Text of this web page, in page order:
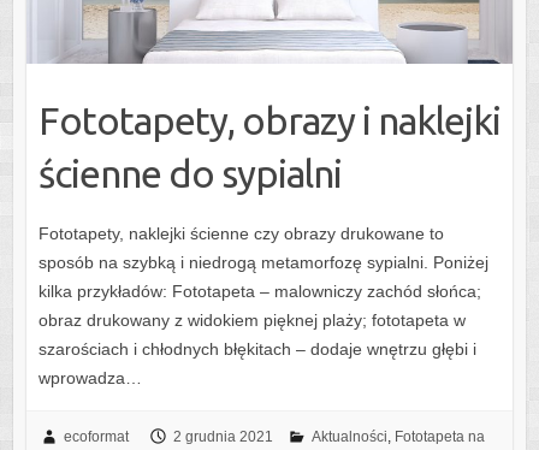
Fototapety, obrazy i naklejki
ścienne do sypialni
Fototapety, naklejki ścienne czy obrazy drukowane to
sposób na szybką i niedrogą metamorfozę sypialni. Poniżej
kilka przykładów: Fototapeta – malowniczy zachód słońca;
obraz drukowany z widokiem pięknej plaży; fototapeta w
szarościach i chłodnych błękitach – dodaje wnętrzu głębi i
wprowadza…
ecoformat 2 grudnia 2021 Aktualności, Fototapeta na